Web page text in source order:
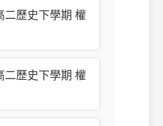
二歷史下學期 權
二歷史下學期 權